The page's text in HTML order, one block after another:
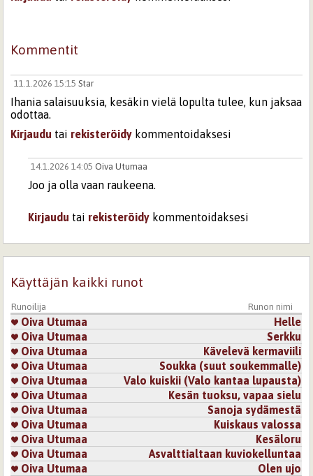
Kommentit
11.1.2026 15:15 Star
Ihania salaisuuksia, kesäkin vielä lopulta tulee, kun jaksaa
odottaa.
Kirjaudu tai rekisteröidy kommentoidaksesi
14.1.2026 14:05Oiva Utumaa
Joo ja olla vaan raukeena.
Kirjaudu tai rekisteröidy kommentoidaksesi
Sivut
Käyttäjän kaikki runot
Runoilija Runon nimi
Oiva Utumaa
Helle
Oiva Utumaa
Serkku
Oiva Utumaa
Kävelevä kermaviili
Oiva Utumaa
Soukka (suut soukemmalle)
Oiva Utumaa
Valo kuiskii (Valo kantaa lupausta)
Oiva Utumaa
Kesän tuoksu, vapaa sielu
Oiva Utumaa
Sanoja sydämestä
Oiva Utumaa
Kuiskaus valossa
Oiva Utumaa
Kesäloru
Oiva Utumaa
Asvalttialtaan kuviokelluntaa
Oiva Utumaa
Olen ujo